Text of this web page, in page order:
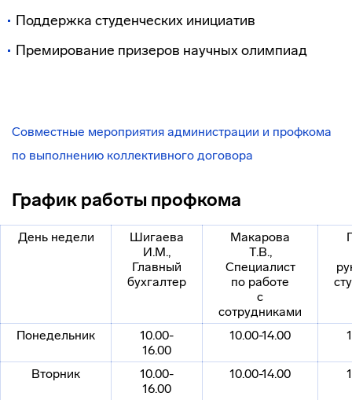
Поддержка студенческих инициатив
Премирование призеров научных олимпиад
Совместные мероприятия администрации и профкома
по выполнению коллективного договора
График работы профкома
День недели
Шигаева
И.М.,
Главный
бухгалтер
Макарова
Т.В.,
Специалист
по работе
с
сотрудниками
Понедельник
10.00-
16.00
10.00-14.00
Вторник
10.00-
16.00
10.00-14.00